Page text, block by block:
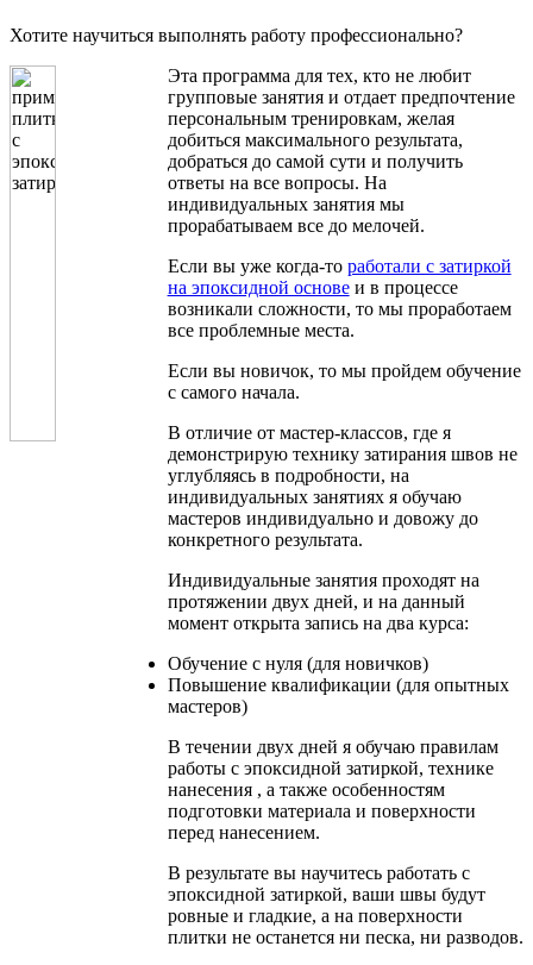
Хотите научиться выполнять работу профессионально?
Эта программа для тех, кто не любит
групповые занятия и отдает предпочтение
персональным тренировкам, желая
добиться максимального результата,
добраться до самой сути и получить
ответы на все вопросы. На
индивидуальных занятия мы
прорабатываем все до мелочей.
Если вы уже когда-то работали с затиркой
на эпоксидной основеи в процессе
возникали сложности, то мы проработаем
все проблемные места.
Если вы новичок, то мы пройдем обучение
с самого начала.
В отличие от мастер-классов, где я
демонстрирую технику затирания швов не
углубляясь в подробности, на
индивидуальных занятиях я обучаю
мастеров индивидуально и довожу до
конкретного результата.
Индивидуальные занятия проходят на
протяжении двух дней, и на данный
момент открыта запись на два курса:
Обучение с нуля (для новичков)
Повышение квалификации (для опытных
мастеров)
В течении двух дней я обучаю правилам
работы с эпоксидной затиркой, технике
нанесения , а также особенностям
подготовки материала и поверхности
перед нанесением.
В результате вы научитесь работать с
эпоксидной затиркой, ваши швы будут
ровные и гладкие, а на поверхности
плитки не останется ни песка, ни разводов.